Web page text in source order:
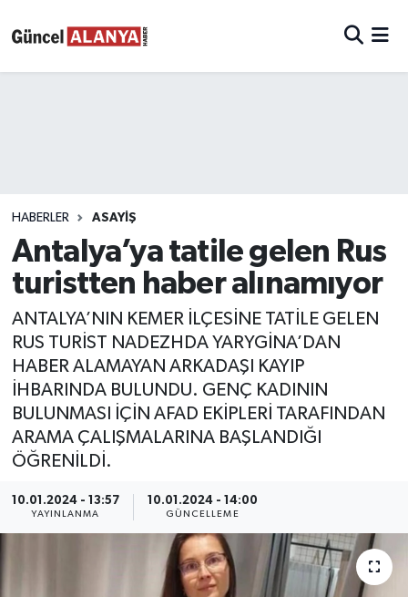
HABERLER ASAYIŞ
Antalya’ya tatile gelen Rus
turistten haber alınamıyor
ANTALYA’NIN KEMER İLÇESİNE TATİLE GELEN
RUS TURİST NADEZHDA YARYGİNA’DAN
HABER ALAMAYAN ARKADAŞI KAYIP
İHBARINDA BULUNDU. GENÇ KADININ
BULUNMASI İÇİN AFAD EKİPLERİ TARAFINDAN
ARAMA ÇALIŞMALARINA BAŞLANDIĞI
ÖĞRENİLDİ.
10.01.2024 - 13:57
YAYINLANMA
10.01.2024 - 14:00
GÜNCELLEME